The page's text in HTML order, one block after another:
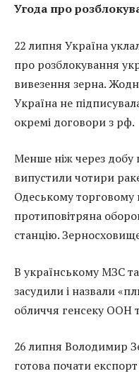
Угода про
22 липня Україна
про розблокування
вивезення зерна.
Україна не
окремі договори з рф.
Менше ніж через добу
випустили чотири
Одеському торговому
протиповітряна
станцію.
В українському МЗС
засудили і назвали
обличчя генсеку ООН
26 липня Володимир
готова почати